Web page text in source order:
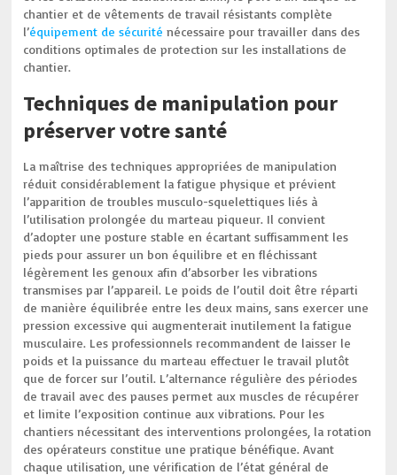
chantier et de vêtements de travail résistants complète
l’équipement de sécurité nécessaire pour travailler dans des
conditions optimales de protection sur les installations de
chantier.
Techniques de manipulation pour
préserver votre santé
La maîtrise des techniques appropriées de manipulation
réduit considérablement la fatigue physique et prévient
l’apparition de troubles musculo-squelettiques liés à
l’utilisation prolongée du marteau piqueur. Il convient
d’adopter une posture stable en écartant suffisamment les
pieds pour assurer un bon équilibre et en fléchissant
légèrement les genoux afin d’absorber les vibrations
transmises par l’appareil. Le poids de l’outil doit être réparti
de manière équilibrée entre les deux mains, sans exercer une
pression excessive qui augmenterait inutilement la fatigue
musculaire. Les professionnels recommandent de laisser le
poids et la puissance du marteau effectuer le travail plutôt
que de forcer sur l’outil. L’alternance régulière des périodes
de travail avec des pauses permet aux muscles de récupérer
et limite l’exposition continue aux vibrations. Pour les
chantiers nécessitant des interventions prolongées, la rotation
des opérateurs constitue une pratique bénéfique. Avant
chaque utilisation, une vérification de l’état général de